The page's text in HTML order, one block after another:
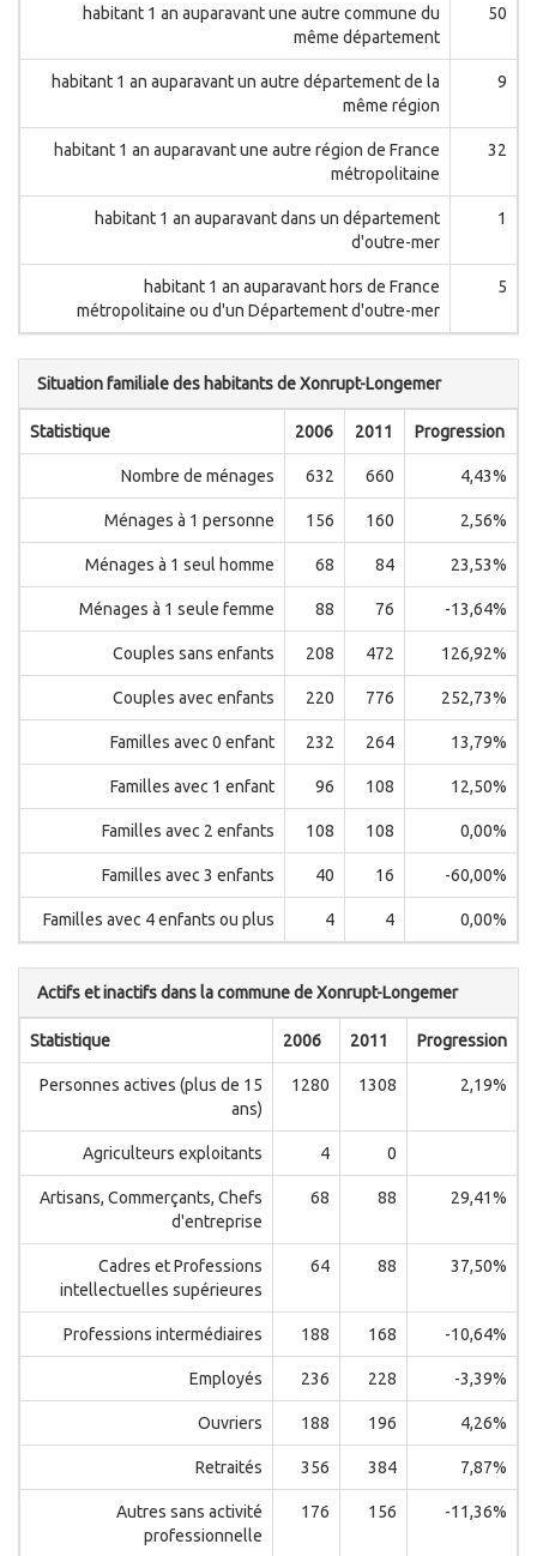
habitant 1 an auparavant une autre commune du
même département
50
habitant 1 an auparavant un autre département de la
même région
9
habitant 1 an auparavant une autre région de France
métropolitaine
32
habitant 1 an auparavant dans un département
d'outre-mer
1
habitant 1 an auparavant hors de France
métropolitaine ou d'un Département d'outre-mer
5
Situation familiale des habitants de Xonrupt-Longemer
Statistique 2006 2011 Progression
Nombre de ménages 632 660 4,43%
Ménages à 1 personne 156 160 2,56%
Ménages à 1 seul homme 68 84 23,53%
Ménages à 1 seule femme 88 76 -13,64%
Couples sans enfants 208 472 126,92%
Couples avec enfants 220 776 252,73%
Familles avec 0 enfant 232 264 13,79%
Familles avec 1 enfant 96 108 12,50%
Familles avec 2 enfants 108 108 0,00%
Familles avec 3 enfants 40 16 -60,00%
Familles avec 4 enfants ou plus 4 4 0,00%
Actifs et inactifs dans la commune de Xonrupt-Longemer
Statistique 2006 2011 Progression
Personnes actives (plus de 15
ans)
1280 1308 2,19%
Agriculteurs exploitants 4 0
Artisans, Commerçants, Chefs
d'entreprise
68 88 29,41%
Cadres et Professions
intellectuelles supérieures
64 88 37,50%
Professions intermédiaires 188 168 -10,64%
Employés 236 228 -3,39%
Ouvriers 188 196 4,26%
Retraités 356 384 7,87%
Autres sans activité
professionnelle
176 156 -11,36%